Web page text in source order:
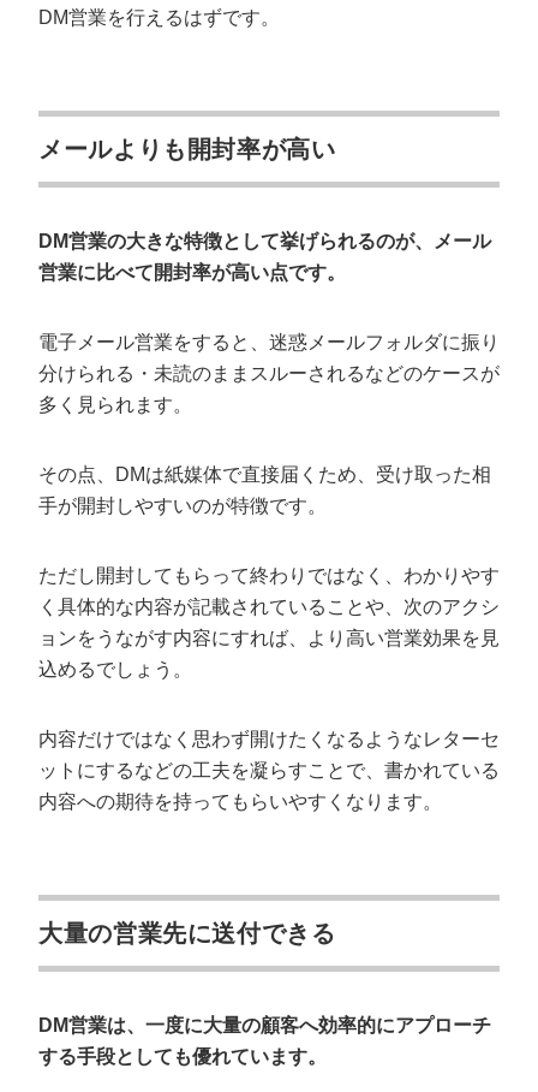
DM営業を行えるはずです。
メールよりも開封率が高い
DM営業の大きな特徴として挙げられるのが、メール
営業に比べて開封率が高い点です。
電子メール営業をすると、迷惑メールフォルダに振り
分けられる・未読のままスルーされるなどのケースが
多く見られます。
その点、DMは紙媒体で直接届くため、受け取った相
手が開封しやすいのが特徴です。
ただし開封してもらって終わりではなく、わかりやす
く具体的な内容が記載されていることや、次のアクシ
ョンをうながす内容にすれば、より高い営業効果を見
込めるでしょう。
内容だけではなく思わず開けたくなるようなレターセ
ットにするなどの工夫を凝らすことで、書かれている
内容への期待を持ってもらいやすくなります。
大量の営業先に送付できる
DM営業は、一度に大量の顧客へ効率的にアプローチ
する手段としても優れています。